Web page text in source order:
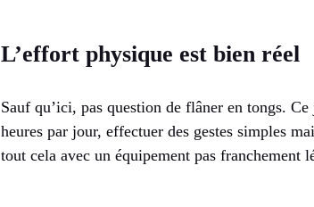
L’effort physique est bien réel
Sauf qu’ici, pas question de flâner en tongs.
heures par jour, effectuer des gestes simples
tout cela avec un équipement pas franchement